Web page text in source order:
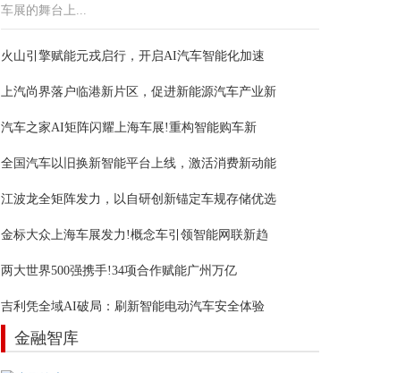
车展的舞台上...
火山引擎赋能元戎启行，开启AI汽车智能化加速
上汽尚界落户临港新片区，促进新能源汽车产业新
汽车之家AI矩阵闪耀上海车展!重构智能购车新
全国汽车以旧换新智能平台上线，激活消费新动能
江波龙全矩阵发力，以自研创新锚定车规存储优选
金标大众上海车展发力!概念车引领智能网联新趋
两大世界500强携手!34项合作赋能广州万亿
吉利凭全域AI破局：刷新智能电动汽车安全体验
金融智库